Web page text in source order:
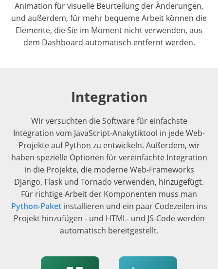
Animation für visuelle Beurteilung der Änderungen,
und außerdem, für mehr bequeme Arbeit können die
Elemente, die Sie im Moment nicht verwenden, aus
dem Dashboard automatisch entfernt werden.
Integration
Wir versuchten die Software für einfachste
Integration vom JavaScript-Anakytiktool in jede Web-
Projekte auf Python zu entwickeln. Außerdem, wir
haben spezielle Optionen für vereinfachte Integration
in die Projekte, die moderne Web-Frameworks
Django, Flask und Tornado verwenden, hinzugefügt.
Für richtige Arbeit der Komponenten muss man
Python-Paketinstallieren und ein paar Codezeilen ins
Projekt hinzufügen - und HTML- und JS-Code werden
automatisch bereitgestellt.